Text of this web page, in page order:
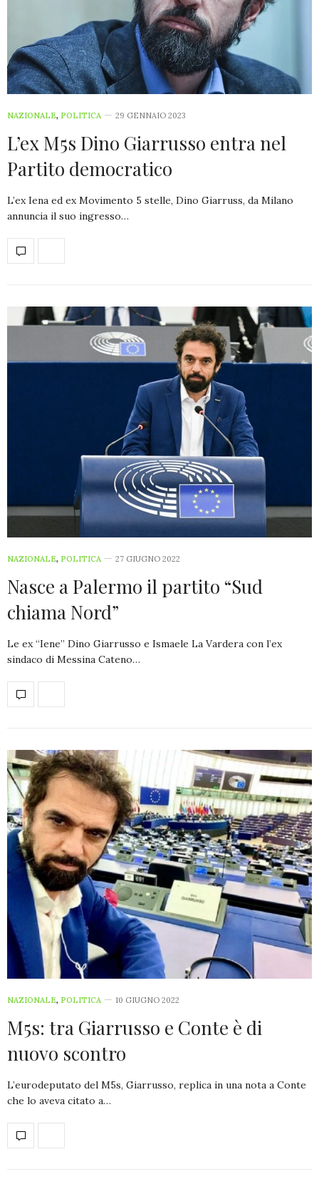
NAZIONALE, POLITICA 29 GENNAIO 2023
L’ex M5s Dino Giarrusso entra nel
Partito democratico
L’ex Iena ed ex Movimento 5 stelle, Dino Giarruss, da Milano
annuncia il suo ingresso…
NAZIONALE, POLITICA 27 GIUGNO 2022
Nasce a Palermo il partito “Sud
chiama Nord”
Le ex “Iene” Dino Giarrusso e Ismaele La Vardera con l’ex
sindaco di Messina Cateno…
NAZIONALE, POLITICA 10 GIUGNO 2022
M5s: tra Giarrusso e Conte è di
nuovo scontro
L’eurodeputato del M5s, Giarrusso, replica in una nota a Conte
che lo aveva citato a…